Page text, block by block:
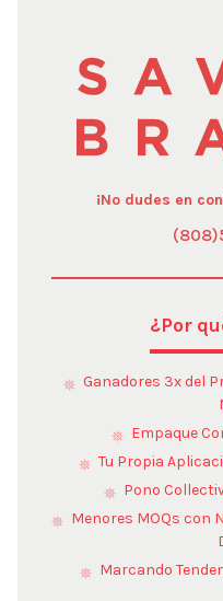
¡No dudes en
¿Por
Ganadores 3x del
Empaque
Tu Propia
Pono
Menores MOQs con
Marcando